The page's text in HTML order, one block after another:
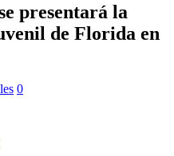
presentará la
de Florida en
0